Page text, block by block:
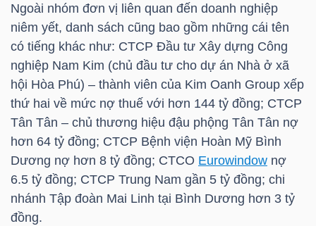
Ngoài nhóm đơn vị liên quan đến doanh nghiệp
niêm yết, danh sách cũng bao gồm những cái tên
có tiếng khác như: CTCP Đầu tư Xây dựng Công
nghiệp Nam Kim (chủ đầu tư cho dự án Nhà ở xã
hội Hòa Phú) – thành viên của Kim Oanh Group xếp
thứ hai về mức nợ thuế với hơn 144 tỷ đồng; CTCP
Tân Tân – chủ thương hiệu đậu phộng Tân Tân nợ
hơn 64 tỷ đồng; CTCP Bệnh viện Hoàn Mỹ Bình
Dương nợ hơn 8 tỷ đồng; CTCO Eurowindow nợ
6.5 tỷ đồng; CTCP Trung Nam gần 5 tỷ đồng; chi
nhánh Tập đoàn Mai Linh tại Bình Dương hơn 3 tỷ
đồng.
GIỚI
ĐÔNG
DƯƠNG
TÀI
CHÍNH
CÁ
NHÂN